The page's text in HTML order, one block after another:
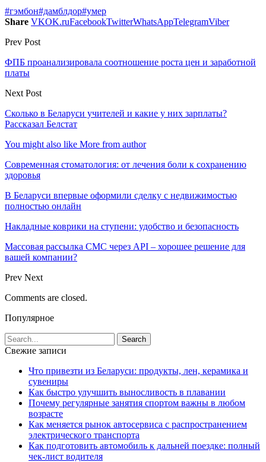
#гэмбон#дамблдор#умер
Share VKOK.ruFacebookTwitterWhatsAppTelegramViber
Prev Post
ФПБ проанализировала соотношение роста цен и заработной
платы
Next Post
Сколько в Беларуси учителей и какие у них зарплаты?
Рассказал Белстат
You might also like More from author
Современная стоматология: от лечения боли к сохранению
здоровья
В Беларуси впервые оформили сделку с недвижимостью
полностью онлайн
Накладные коврики на ступени: удобство и безопасность
Массовая рассылка СМС через API – хорошее решение для
вашей компании?
Prev Next
Comments are closed.
Популярное
Свежие записи
Что привезти из Беларуси: продукты, лен, керамика и
сувениры
Как быстро улучшить выносливость в плавании
Почему регулярные занятия спортом важны в любом
возрасте
Как меняется рынок автосервиса с распространением
электрического транспорта
Как подготовить автомобиль к дальней поездке: полный
чек-лист водителя